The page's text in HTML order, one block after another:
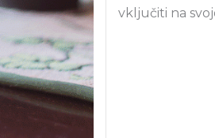
vključiti na